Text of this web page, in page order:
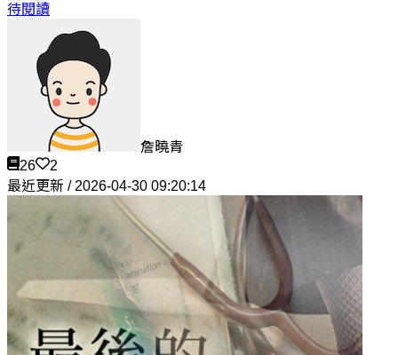
待閱讀
詹曉青
26
2
最近更新 / 2026-04-30 09:20:14